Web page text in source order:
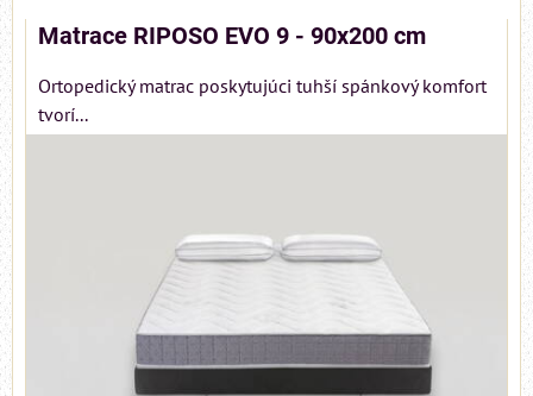
Matrace RIPOSO EVO 9 - 90x200 cm
Ortopedický matrac poskytujúci tuhší spánkový komfort
tvorí...